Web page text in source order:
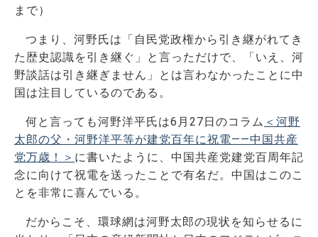
まで）
つまり、河野氏は「自民党政権から引き継がれてき
た歴史認識を引き継ぐ」と言っただけで、「いえ、河
野談話は引き継ぎません」とは言わなかったことに中
国は注目しているのである。
何と言っても河野洋平氏は6月27日のコラム ＜河野
太郎の父・河野洋平等が建党百年に祝電――中国共産
党万歳！＞ に書いたように、中国共産党建党百周年記
念に向けて祝電を送ったことで有名だ。中国はこのこ
とを非常に喜んでいる。
だからこそ、環球網は河野太郎の現状を知らせるに